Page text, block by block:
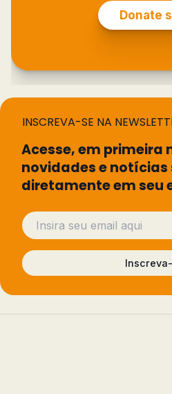
INSCREVA-SE NA
Acesse, em primeira
novidades e notícias
diretamente em seu